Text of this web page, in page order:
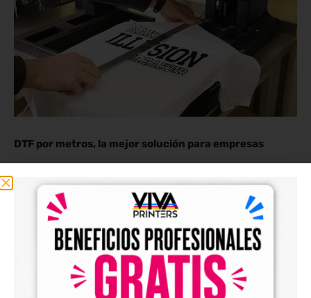
DTF por metros, la mejor solución para empresas
En el dinámico panorama de la personalización textil, la capacidad de adaptarse y
adoptar tecnologías innovadoras es crucial para el éxito empresarial. Vivadtf.com te
invita a explorar a fondo una de las revoluciones más destacadas en este sector: el
DTF por metros.